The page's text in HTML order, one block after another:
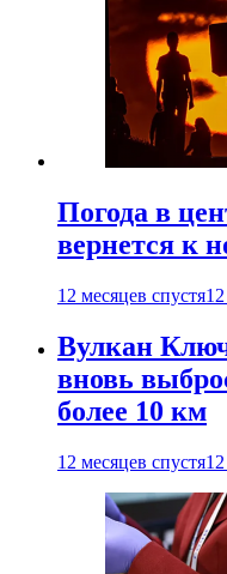
Погода в
вернется к
12 месяцев спустя
Вулкан
вновь
более 10 км
12 месяцев спустя